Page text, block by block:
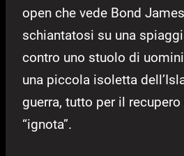
open che vede Bond
schiantatosi su una
contro uno stuolo di
una piccola isoletta
guerra, tutto per il
“ignota”.